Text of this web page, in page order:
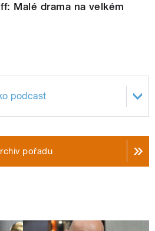
Malé drama na velkém
podcast
pořadu